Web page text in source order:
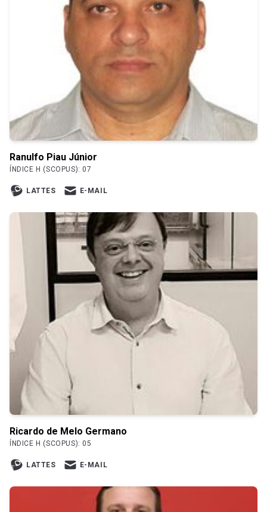
Ranulfo Piau Júnior
ÍNDICE H (SCOPUS): 07
LATTES E-MAIL
Ricardo de Melo Germano
ÍNDICE H (SCOPUS): 05
LATTES E-MAIL